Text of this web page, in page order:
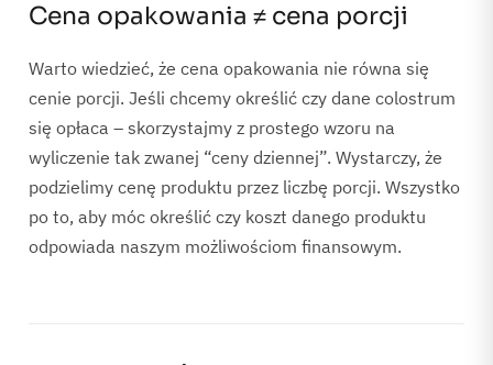
Cena opakowania ≠ cena porcji
Warto wiedzieć, że cena opakowania nie równa się
cenie porcji. Jeśli chcemy określić czy dane colostrum
się opłaca – skorzystajmy z prostego wzoru na
wyliczenie tak zwanej “ceny dziennej”. Wystarczy, że
podzielimy cenę produktu przez liczbę porcji. Wszystko
po to, aby móc określić czy koszt danego produktu
odpowiada naszym możliwościom finansowym.